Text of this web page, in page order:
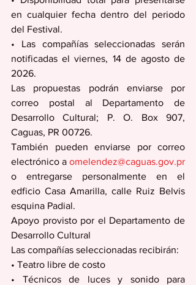
en cualquier fecha dentro del periodo
del Festival.
• Las compañías seleccionadas serán
notificadas el viernes, 14 de agosto de
2026.
Las propuestas podrán enviarse por
correo postal al Departamento de
Desarrollo Cultural; P. O. Box 907,
Caguas, PR 00726.
También pueden enviarse por correo
electrónico a omelendez@caguas.gov.pr
o entregarse personalmente en el
edficio Casa Amarilla, calle Ruiz Belvis
esquina Padial.
Apoyo provisto por el Departamento de
Desarrollo Cultural
Las compañías seleccionadas recibirán:
• Teatro libre de costo
• Técnicos de luces y sonido para